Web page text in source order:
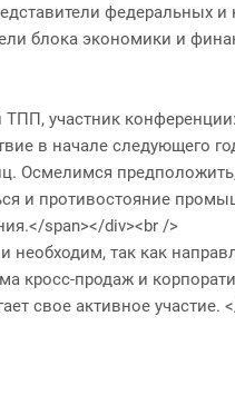
федеральных и
блока экономики и
участник
в начале следующего
Осмелимся
и противостояние
span></div><br />
необходим, так как
кросс-продаж и
свое активное участие.